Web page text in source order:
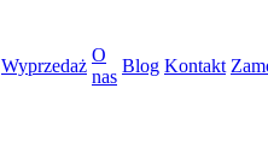
Wyprzedaż
O
nas
Blog Kontakt